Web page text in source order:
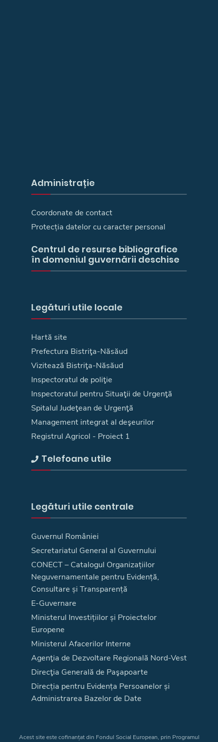
Administrație
Coordonate de contact
Protecția datelor cu caracter personal
Centrul de resurse bibliografice
în domeniul guvernării deschise
Legături utile locale
Hartă site
Prefectura Bistriţa-Năsăud
Vizitează Bistriţa-Năsăud
Inspectoratul de poliţie
Inspectoratul pentru Situaţii de Urgenţă
Spitalul Judeţean de Urgenţă
Management integrat al deşeurilor
Registrul Agricol - Proiect 1
Telefoane utile
Legături utile centrale
Guvernul României
Secretariatul General al Guvernului
CONECT – Catalogul Organizațiilor
Neguvernamentale pentru Evidență,
Consultare și Transparență
E-Guvernare
Ministerul Investițiilor și Proiectelor
Europene
Ministerul Afacerilor Interne
Agenţia de Dezvoltare Regională Nord-Vest
Direcţia Generală de Paşapoarte
Direcția pentru Evidența Persoanelor și
Administrarea Bazelor de Date
Acest site este cofinanțat din Fondul Social European, prin Programul